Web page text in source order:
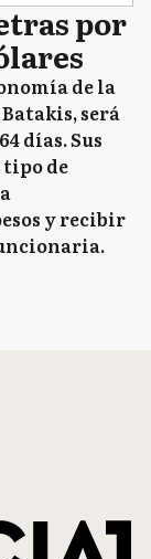
por
de la
será
días. Sus
tipo de
y recibir